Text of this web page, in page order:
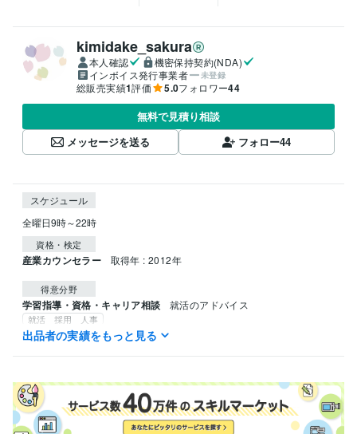
kimidake_sakura
本人確認
機密保持契約(NDA)
インボイス発行事業者
未登録
総販売実績1評価 5.0フォロワー44
無料で見積り相談
メッセージを送る
フォロー44
スケジュール
資格・検定
産業カウンセラー 取得年 : 2012年
得意分野
学習指導・資格・キャリア相談 就活のアドバイス
就活 採用 人事
悩み相談・カウンセリング 日々のお悩みや愚痴なとを聞きます
出品者の実績をもっと見る